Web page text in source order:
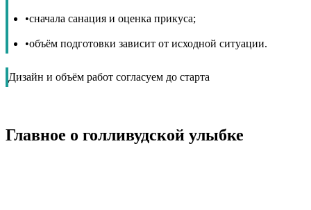
•сначала санация и оценка прикуса;
•объём подготовки зависит от исходной ситуации.
Дизайн и объём работ согласуем до старта
Главное о голливудской улыбке